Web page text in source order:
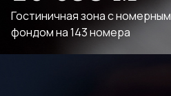
Гостиничная зона с номерным
фондом на 143 номера